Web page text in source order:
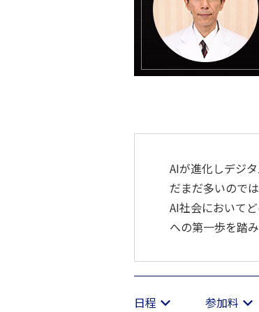
AIが進化しデジ
だまだ多いので
AI社会において
への第一歩を踏
日程 参加料